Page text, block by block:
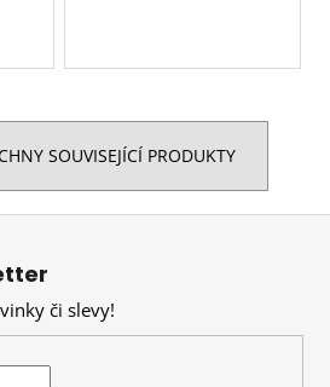
SOUVISEJÍCÍ PRODUKTY
či slevy!